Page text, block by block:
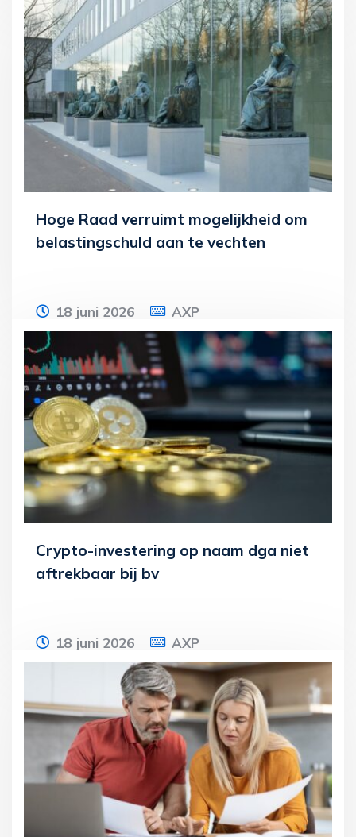
De voorlopige inhoud van het
Belastingplan 2027-pakket geeft een
eerste blik op de aanstaande wijzigingen.
Het pakket
Lees meer
Hoge Raad verruimt mogelijkheid om
belastingschuld aan te vechten
18 juni 2026 AXP
Een adviseur begeleidt de sanering van
een groep vennootschappen. De
vennootschappen gaan failliet. De curator
stelt de
Lees meer
Crypto-investering op naam dga niet
aftrekbaar bij bv
18 juni 2026 AXP
Een dga sluit een overeenkomst voor de
aankoop van cryptotokens. De bv maakt
het aankoopbedrag van € 250.000 over.
Lees meer